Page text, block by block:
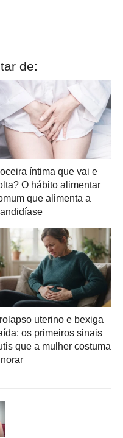
de:
íntima que vai e
O hábito alimentar
que alimenta a
uterino e bexiga
os primeiros sinais
que a mulher costuma